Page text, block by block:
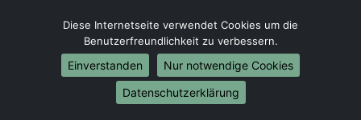
Umzüge-Deutschlandweit
Umzug von Hildesheim nach Berlin
Umzug von Hildesheim nach Hamburg
Umzug von Hildesheim nach München
Umzug von Hildesheim nach Köln
Diese Internetseite verwendet Cookies um die
Benutzerfreundlichkeit zu verbessern.
Einverstanden
Nur notwendige Cookies
Datenschutzerklärung